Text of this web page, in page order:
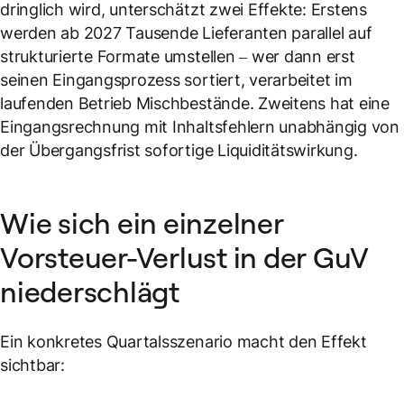
dringlich wird, unterschätzt zwei Effekte: Erstens
werden ab 2027 Tausende Lieferanten parallel auf
strukturierte Formate umstellen – wer dann erst
seinen Eingangsprozess sortiert, verarbeitet im
laufenden Betrieb Mischbestände. Zweitens hat eine
Eingangsrechnung mit Inhaltsfehlern unabhängig von
der Übergangsfrist sofortige Liquiditätswirkung.
Wie sich ein einzelner
Vorsteuer-Verlust in der GuV
niederschlägt
Ein konkretes Quartalsszenario macht den Effekt
sichtbar: